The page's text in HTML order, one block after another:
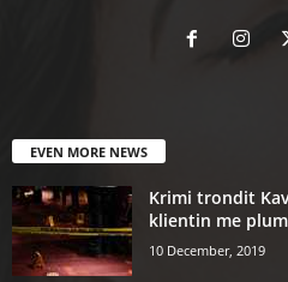
EVEN MORE NEWS
Krimi trondit
klientin me
10 December, 2019